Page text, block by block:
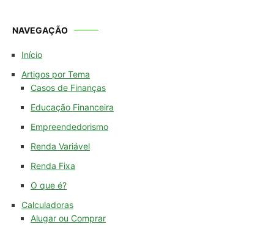
NAVEGAÇÃO
Início
Artigos por Tema
Casos de Finanças
Educação Financeira
Empreendedorismo
Renda Variável
Renda Fixa
O que é?
Calculadoras
Alugar ou Comprar